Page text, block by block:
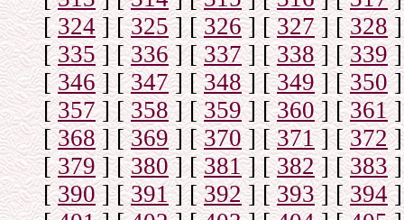
[324] [325] [326] [327] [328]
[335] [336] [337] [338] [339]
[346] [347] [348] [349] [ 350]
[357] [358] [359] [360] [361]
[368] [369] [370] [371] [372]
[379] [380] [381] [382] [383]
[390] [391] [392] [393] [394]